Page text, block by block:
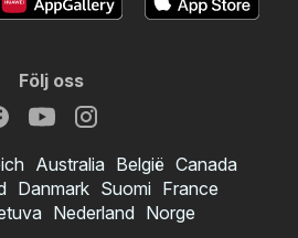
Följ oss
Australia België Canada
Danmark Suomi France
Nederland Norge